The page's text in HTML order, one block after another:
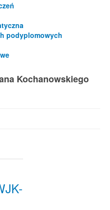
podyplomowych
Kochanowskiego